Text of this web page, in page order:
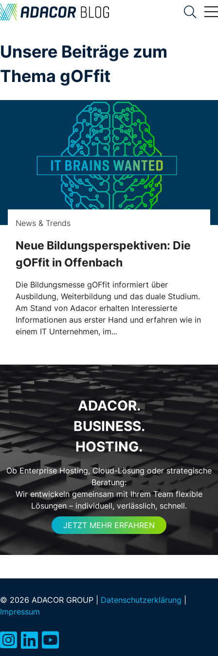
Unsere Beiträge zum
Thema gOFfit
News & Trends
Neue Bildungsperspektiven: Die
gOFfit in Offenbach
Die Bildungsmesse gOFfit informiert über
Ausbildung, Weiterbildung und das duale Studium.
Am Stand von Adacor erhalten Interessierte
Informationen aus erster Hand und erfahren wie in
einem IT Unternehmen, im...
ADACOR.
BUSINESS.
HOSTING.
Ob Enterprise Hosting, Cloud-Lösung oder strategische
Beratung:
Wir entwickeln gemeinsam mit Ihrem Team flexible
Lösungen – individuell, verlässlich, schnell.
JETZT MEHR ERFAHREN
© 2026 ADACOR GROUP | Datenschutzerklärung
Impressum